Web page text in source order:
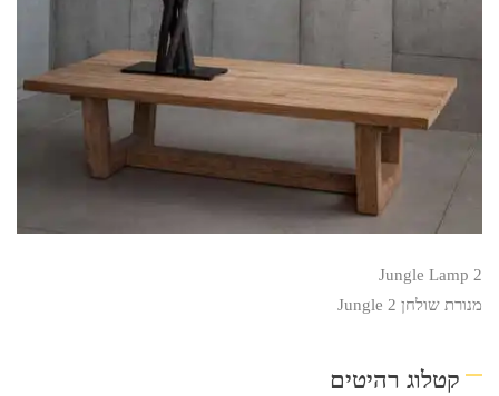
Jungle Lamp 2
מנורת שולחן Jungle 2
קטלוג רהיטים